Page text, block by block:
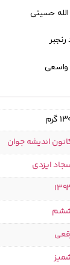
گرم
اندیشه جوان
ایزدی